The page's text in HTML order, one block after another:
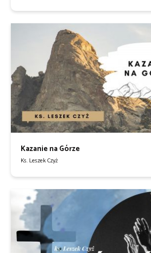
Kazanie na Górze
Ks. Leszek Czyż